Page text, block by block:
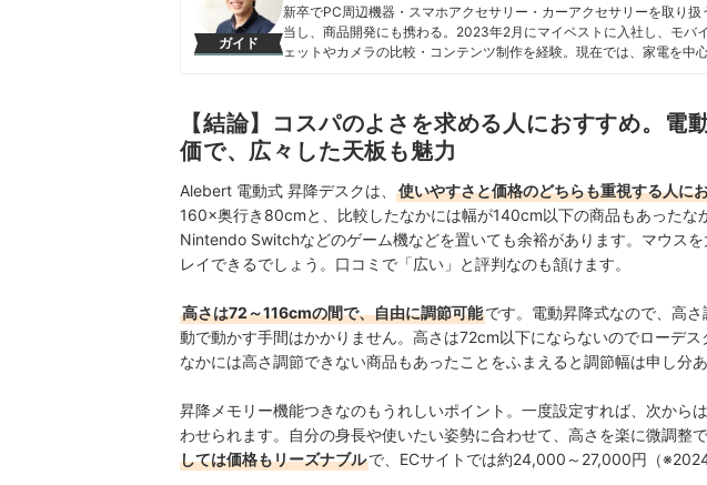
ガイド
新卒でPC周辺機器・スマホアクセサリー・カーアクセサリーを取り
当し、商品開発にも携わる。2023年2月にマイベストに入社し、モバ
ェットやカメラの比較・コンテンツ制作を経験。現在では、家電を中
八幡康平のプロフィール
【結論】コスパのよさを求める人におすすめ。電
価で、広々した天板も魅力
Alebert 電動式 昇降デスクは、 使いやすさと価格のどちらも重視する人に
160×奥行き80cmと、比較したなかには幅が140cm以下の商品もあったな
Nintendo Switchなどのゲーム機などを置いても余裕があります。マウス
レイできるでしょう 。 口コミで「広い」と評判なのも頷けます。
高さは72～116cmの間で、自由に調節可能です。電動昇降式なので、高
動で動かす手間はかかりません。高さは72cm以下にならないのでローデ
なかには高さ調節できない商品もあったことをふまえると調節幅は申し分あ
昇降メモリー機能つきなのもうれしいポイント。一度設定すれば、次から
わせられます。自分の身長や使いたい姿勢に合わせて、高さを楽に微調整で
しては価格もリーズナブルで、ECサイトでは約24,000～27,000円（